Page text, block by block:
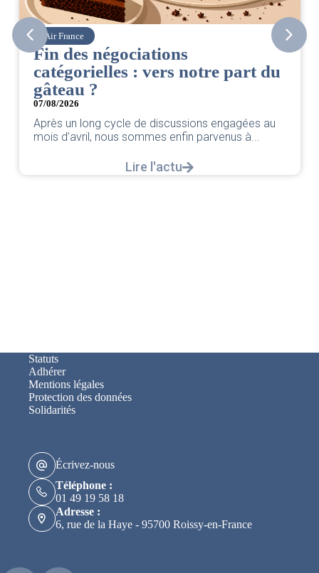
Air France
Fin des négociations
catégorielles : vers notre part du
gâteau ?
07/08/2026
Après un long cycle de discussions engagées au
mois d’avril, nous sommes enfin parvenus à...
Lire l'actu
Statuts
Adhérer
Mentions légales
Protection des données
Solidarités
Écrivez-nous
Téléphone :
01 49 19 58 18
Adresse :
6, rue de la Haye - 95700 Roissy-en-France